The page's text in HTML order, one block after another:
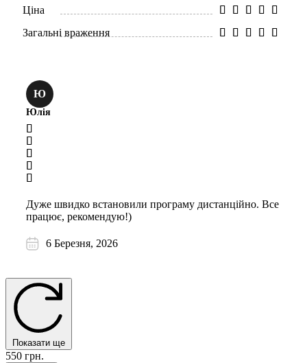
Ціна
Загальні враження
Ю
Юлія
Дуже швидко встановили програму дистанційно. Все
працює, рекомендую!)
6 Березня, 2026
Показати ще
550 грн.